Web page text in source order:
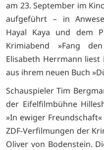
am 23. September im
aufgeführt – in
Hayal Kaya und dem
Krimiabend »Fang
Elisabeth Herrmann
aus ihrem neuen Buch
Schauspieler Tim
der Eifelfilmbühne
»In ewiger
ZDF-Verfilmungen der
Oliver von Bodenstein.